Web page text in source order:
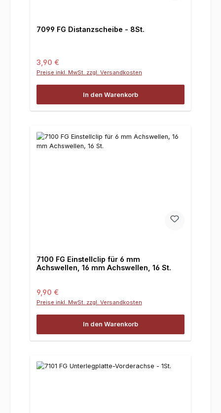
7099 FG Distanzscheibe - 8St.
Regulärer Preis:
3,90 €
Preise inkl. MwSt. zzgl. Versandkosten
In den Warenkorb
7100 FG Einstellclip für 6 mm
Achswellen, 16 mm Achswellen, 16 St.
Regulärer Preis:
9,90 €
Preise inkl. MwSt. zzgl. Versandkosten
In den Warenkorb